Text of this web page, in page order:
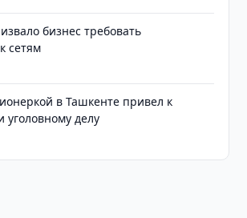
бизнес требовать
сетям
в Ташкенте привел к
уголовному делу